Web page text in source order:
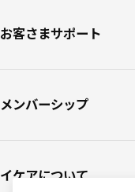
お客さまサポート
メンバーシップ
イケアについて